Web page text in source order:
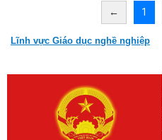
← 1
Lĩnh vực Giáo dục nghề nghiệp